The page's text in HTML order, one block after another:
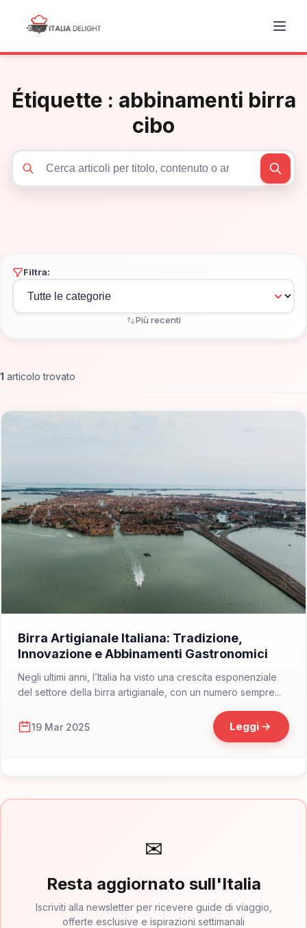
Étiquette : abbinamenti birra
cibo
Filtra:
Più recenti
1 articolo trovato
Birra Artigianale Italiana: Tradizione,
Innovazione e Abbinamenti Gastronomici
Negli ultimi anni, l’Italia ha visto una crescita esponenziale
del settore della birra artigianale, con un numero sempre...
19 Mar 2025 Leggi
✉
Resta aggiornato sull'Italia
Iscriviti alla newsletter per ricevere guide di viaggio,
offerte esclusive e ispirazioni settimanali